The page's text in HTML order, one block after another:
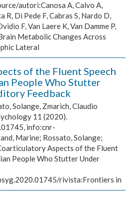
autori:Canosa A, Calvo A,
R, Di Pede F, Cabras S, Nardo D,
F, Van Laere K, Van Damme P,
Metabolic Changes Across
Lateral
of the Fluent Speech
People Who Stutter
Feedback
Solange, Zmarich, Claudio
11 (2020).
info:cnr-
Marine; Rossato, Solange;
Aspects of the Fluent
People Who Stutter Under
rivista:Frontiers in